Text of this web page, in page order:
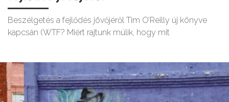
Beszélgetés a fejlődés jövőjéről Tim O’Reilly új könyve
kapcsán (WTF? Miért rajtunk múlik, hogy mit